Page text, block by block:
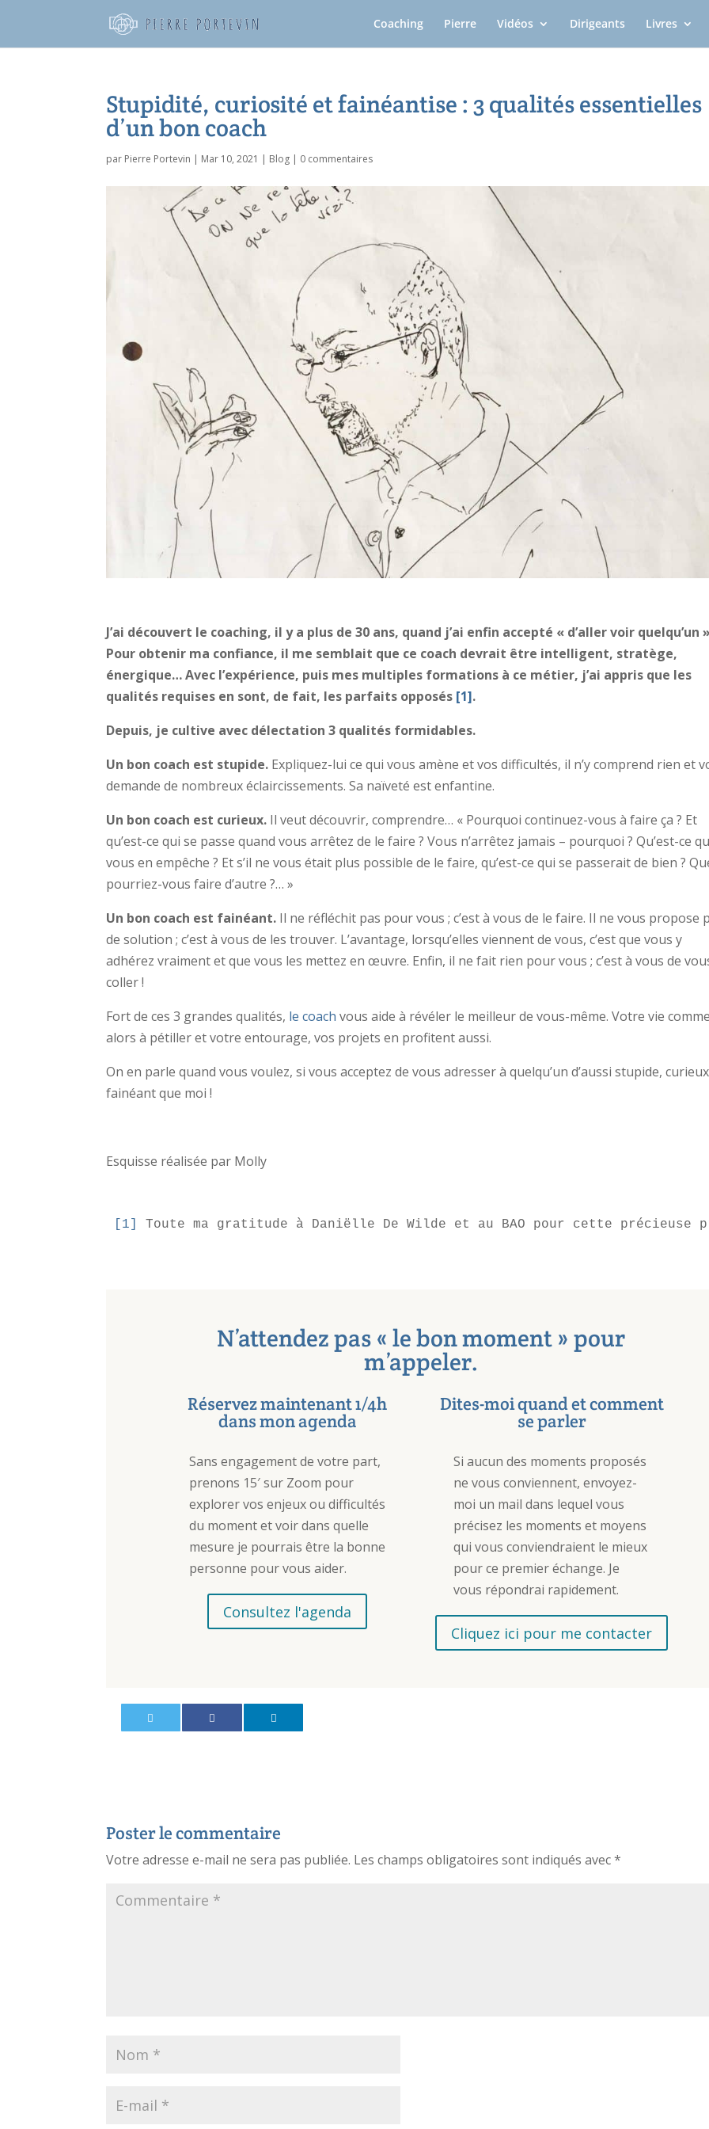
Coaching Pierre Vidéos Dirigeants Livres
Stupidité, curiosité et fainéantise : 3 qualités essentielles
d’un bon coach
par Pierre Portevin | Mar 10, 2021 | Blog | 0 commentaires
J’ai découvert le coaching, il y a plus de 30 ans, quand j’ai enfin accepté « d’aller voir quelqu’un
Pour obtenir ma confiance, il me semblait que ce coach devrait être intelligent, stratège,
énergique… Avec l’expérience, puis mes multiples formations à ce métier, j’ai appris que les
qualités requises en sont, de fait, les parfaits opposés [1].
Depuis, je cultive avec délectation 3 qualités formidables.
Un bon coach est stupide. Expliquez-lui ce qui vous amène et vos difficultés, il n’y comprend rien et
demande de nombreux éclaircissements. Sa naïveté est enfantine.
Un bon coach est curieux. Il veut découvrir, comprendre… « Pourquoi continuez-vous à faire ça ? Et
qu’est-ce qui se passe quand vous arrêtez de le faire ? Vous n’arrêtez jamais – pourquoi ? Qu’est-ce
vous en empêche ? Et s’il ne vous était plus possible de le faire, qu’est-ce qui se passerait de bien ?
pourriez-vous faire d’autre ?… »
Un bon coach est fainéant. Il ne réfléchit pas pour vous ; c’est à vous de le faire. Il ne vous propose
de solution ; c’est à vous de les trouver. L’avantage, lorsqu’elles viennent de vous, c’est que vous y
adhérez vraiment et que vous les mettez en œuvre. Enfin, il ne fait rien pour vous ; c’est à vous de
coller !
Fort de ces 3 grandes qualités, le coach vous aide à révéler le meilleur de vous-même. Votre vie
alors à pétiller et votre entourage, vos projets en profitent aussi.
On en parle quand vous voulez, si vous acceptez de vous adresser à quelqu’un d’aussi stupide,
fainéant que moi !
Esquisse réalisée par Molly
[1] Toute ma gratitude à Daniëlle De Wilde et au BAO pour cette précieuse
N’attendez pas « le bon moment » pour
m’appeler.
Réservez maintenant 1/4h
dans mon agenda
Sans engagement de votre part,
prenons 15′ sur Zoom pour
explorer vos enjeux ou difficultés
du moment et voir dans quelle
mesure je pourrais être la bonne
personne pour vous aider.
Consultez l'agenda
Dites-moi quand et comment
se parler
Si aucun des moments proposés
ne vous conviennent, envoyez-
moi un mail dans lequel vous
précisez les moments et moyens
qui vous conviendraient le mieux
pour ce premier échange. Je
vous répondrai rapidement.
Cliquez ici pour me contacter
Poster le commentaire
Votre adresse e-mail ne sera pas publiée. Les champs obligatoires sont indiqués avec*